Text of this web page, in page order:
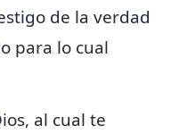
de la verdad
para lo cual
al cual te